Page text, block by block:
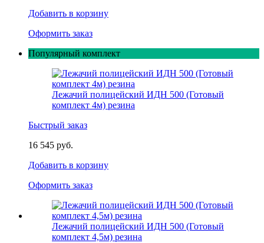
Добавить в корзину
Оформить заказ
Популярный комплект
Лежачий полицейский ИДН 500 (Готовый
комплект 4м) резина
Быстрый заказ
16 545 руб.
Добавить в корзину
Оформить заказ
Лежачий полицейский ИДН 500 (Готовый
комплект 4,5м) резина